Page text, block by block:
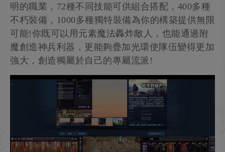
明的職業，72種不同技能可供組合搭配，400多種
不朽裝備，1000多種獨特裝備為你的構築提供無限
可能!你既可以用元素魔法轟炸敵人，也能通過附
魔創造神兵利器，更能夠疊加光環使隊伍變得更加
強大，創造獨屬於自己的專屬流派!